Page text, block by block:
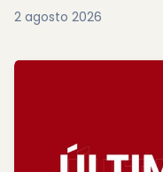
2 agosto 2026